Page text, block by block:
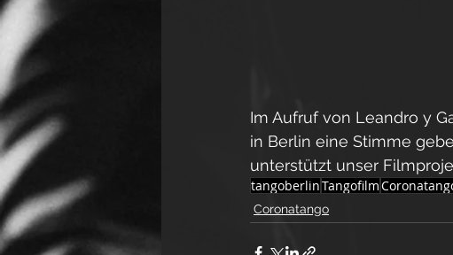
Im Aufruf von Leandro y
in Berlin eine Stimme
unterstützt unser
tangoberlinTangofilm
Coronatango